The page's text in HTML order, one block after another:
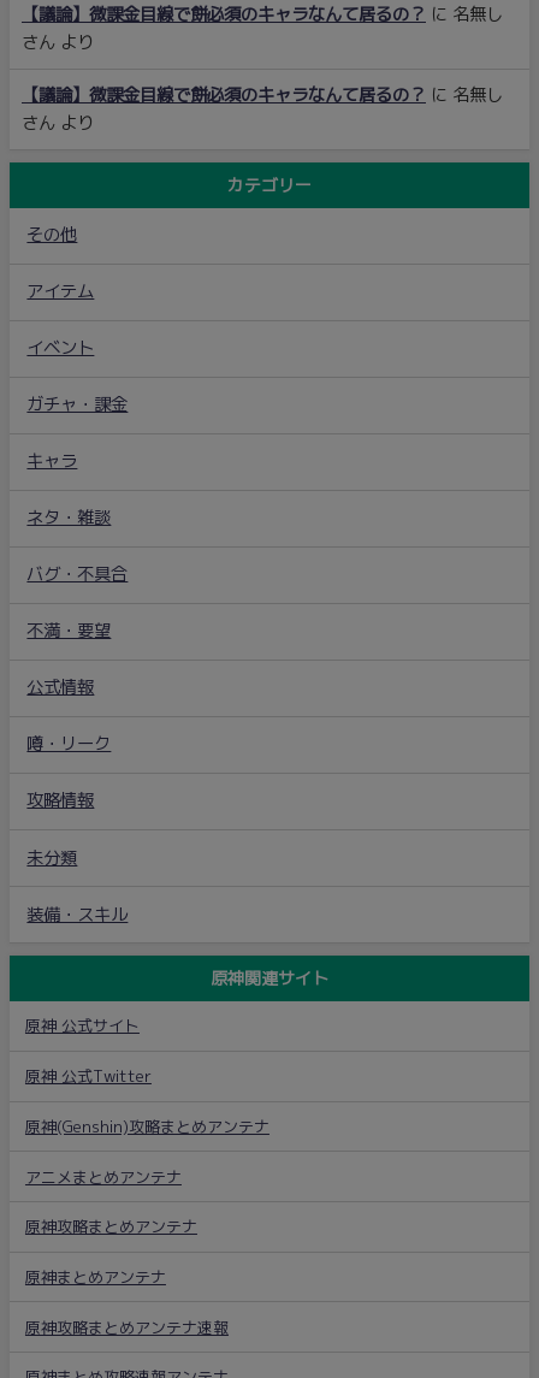
【議論】微課金目線で餅必須のキャラなんて居るの？ に 名無し
さん より
【議論】微課金目線で餅必須のキャラなんて居るの？ に 名無し
さん より
カテゴリー
その他
アイテム
イベント
ガチャ・課金
キャラ
ネタ・雑談
バグ・不具合
不満・要望
公式情報
噂・リーク
攻略情報
未分類
装備・スキル
原神関連サイト
原神 公式サイト
原神 公式Twitter
原神(Genshin)攻略まとめアンテナ
アニメまとめアンテナ
原神攻略まとめアンテナ
原神まとめアンテナ
原神攻略まとめアンテナ速報